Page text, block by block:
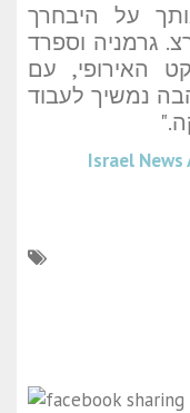
על היבחרך
גרמניה וספרד
האירופי, עם
נמשיך לעבוד
Israel News